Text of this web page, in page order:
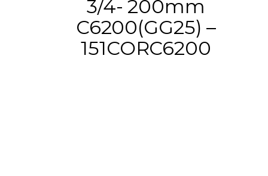
3/4- 200mm
C6200(GG25) –
151CORC6200